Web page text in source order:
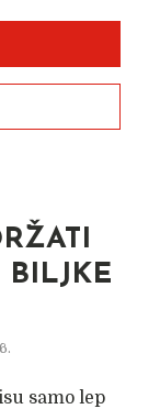
BILJKE
samo lep